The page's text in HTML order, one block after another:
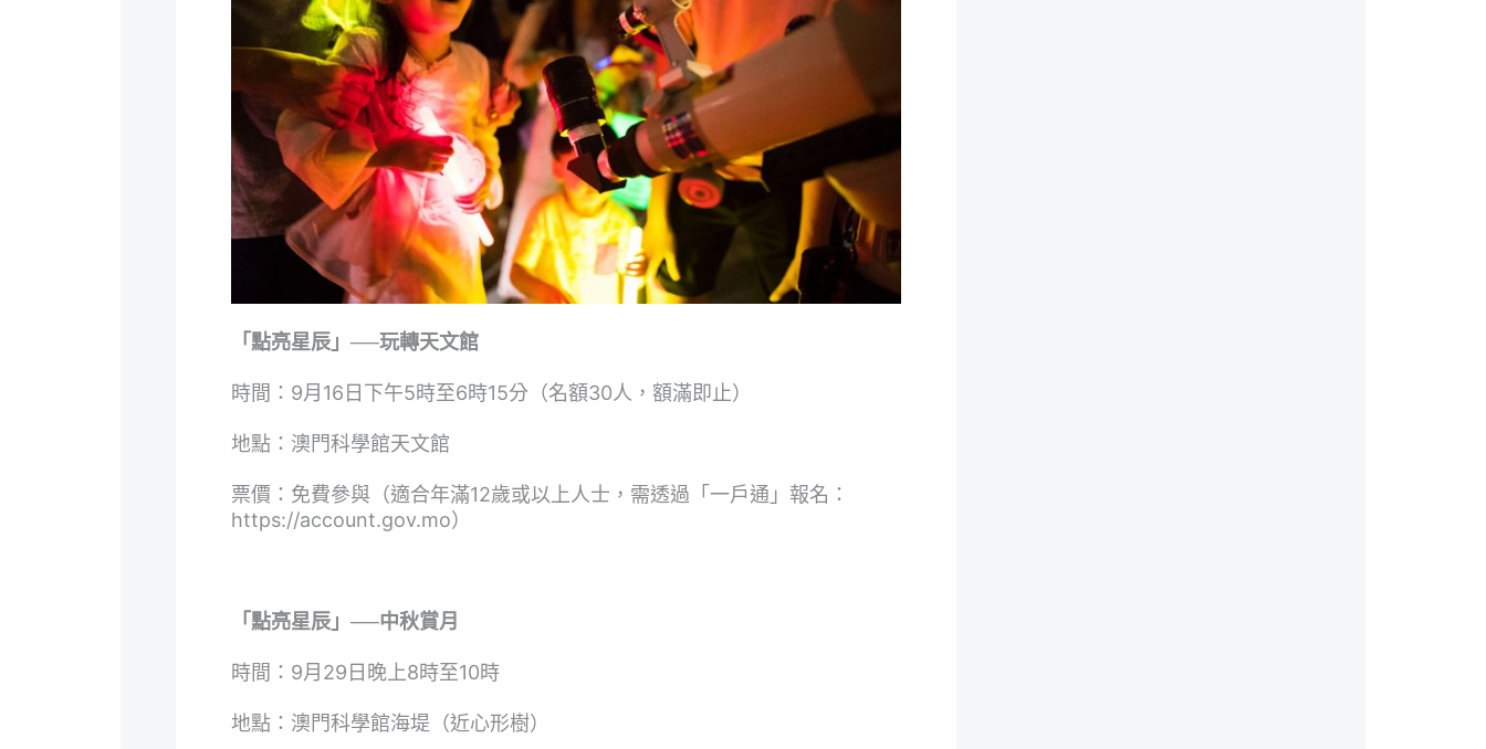
「點亮星辰」──玩轉天文館
時間：9月16日下午5時至6時15分（名額30人，額滿即止）
地點：澳門科學館天文館
票價：免費參與（適合年滿12歲或以上人士，需透過「一戶通」報名：
https://account.gov.mo）
「點亮星辰」──中秋賞月
時間：9月29日晚上8時至10時
地點：澳門科學館海堤（近心形樹）